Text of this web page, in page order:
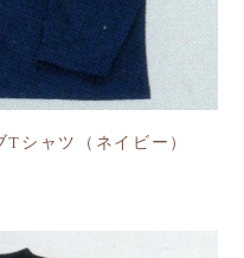
シャツ（ネイビー）